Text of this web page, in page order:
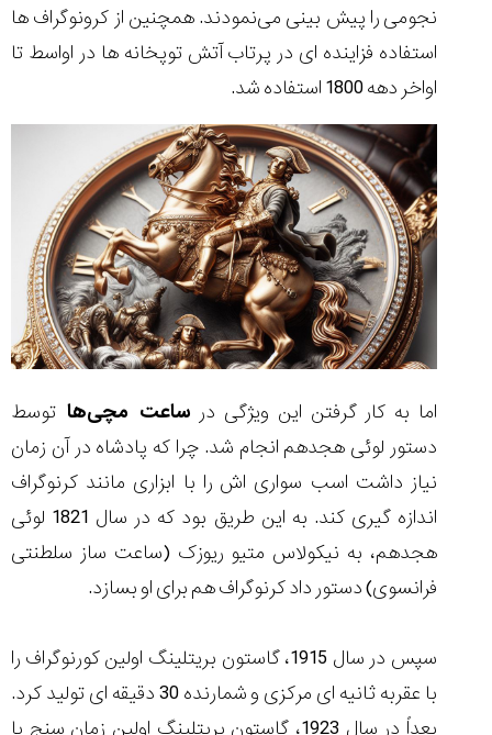
نجومی را پیش بینی می‌نمودند. همچنین از کرونوگراف ها
استفاده فزاینده ای در پرتاب آتش توپخانه ها در اواسط تا
اواخر دهه 1800 استفاده شد.
اما به کار گرفتن این ویژگی در ساعت مچی‌ها توسط
دستور لوئی هجدهم انجام شد. چرا که پادشاه در آن زمان
نیاز داشت اسب سواری اش را با ابزاری مانند کرنوگراف
اندازه گیری کند. به این طریق بود که در سال 1821 لوئی
هجدهم، به نیکولاس متیو ریوزک (ساعت ساز سلطنتی
فرانسوی) دستور داد کرنوگراف هم برای او بسازد.
سپس در سال 1915، گاستون بریتلینگ اولین کورنوگراف را
با عقربه ثانیه ای مرکزی و شمارنده 30 دقیقه ای تولید کرد.